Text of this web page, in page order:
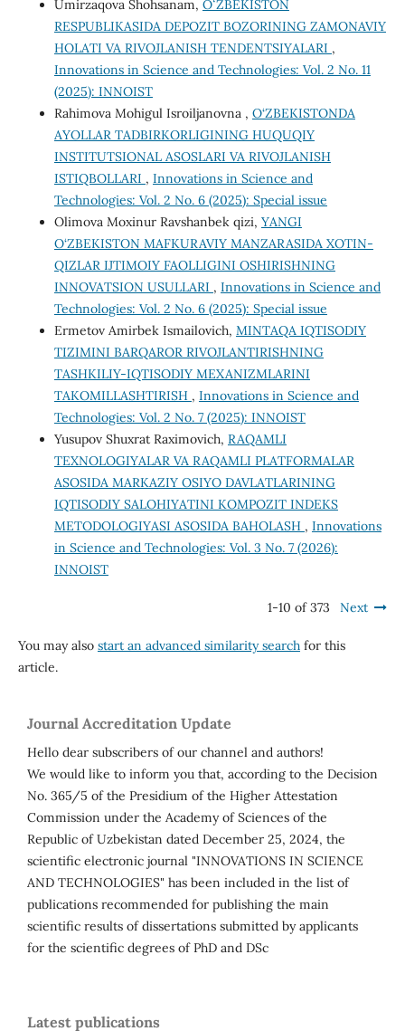
Umirzaqova Shohsanam, OʻZBEKISTON
RESPUBLIKASIDA DEPOZIT BOZORINING ZAMONAVIY
HOLATI VA RIVOJLANISH TENDENTSIYALARI ,
Innovations in Science and Technologies: Vol. 2 No. 11
(2025): INNOIST
Rahimova Mohigul Isroiljanovna , O‘ZBEKISTONDA
AYOLLAR TADBIRKORLIGINING HUQUQIY
INSTITUTSIONAL ASOSLARI VA RIVOJLANISH
ISTIQBOLLARI , Innovations in Science and
Technologies: Vol. 2 No. 6 (2025): Special issue
Olimova Moxinur Ravshanbek qizi, YANGI
O‘ZBEKISTON MAFKURAVIY MANZARASIDA XOTIN-
QIZLAR IJTIMOIY FAOLLIGINI OSHIRISHNING
INNOVATSION USULLARI , Innovations in Science and
Technologies: Vol. 2 No. 6 (2025): Special issue
Ermetov Amirbek Ismailovich, MINTAQA IQTISODIY
TIZIMINI BARQAROR RIVOJLANTIRISHNING
TASHKILIY-IQTISODIY MEXANIZMLARINI
TAKOMILLASHTIRISH , Innovations in Science and
Technologies: Vol. 2 No. 7 (2025): INNOIST
Yusupov Shuxrat Raximovich, RAQAMLI
TEXNOLOGIYALAR VA RAQAMLI PLATFORMALAR
ASOSIDA MARKAZIY OSIYO DAVLATLARINING
IQTISODIY SALOHIYATINI KOMPOZIT INDEKS
METODOLOGIYASI ASOSIDA BAHOLASH , Innovations
in Science and Technologies: Vol. 3 No. 7 (2026):
INNOIST
1-10 of 373 Next
You may also start an advanced similarity searchfor this
article.
Journal Accreditation Update
Hello dear subscribers of our channel and authors!
We would like to inform you that, according to the Decision
No. 365/5 of the Presidium of the Higher Attestation
Commission under the Academy of Sciences of the
Republic of Uzbekistan dated December 25, 2024, the
scientific electronic journal "INNOVATIONS IN SCIENCE
AND TECHNOLOGIES" has been included in the list of
publications recommended for publishing the main
scientific results of dissertations submitted by applicants
for the scientific degrees of PhD and DSc
Latest publications